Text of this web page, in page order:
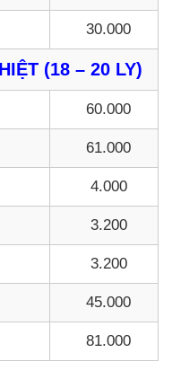
30.000
(18 – 20 LY)
60.000
61.000
4.000
3.200
3.200
45.000
81.000